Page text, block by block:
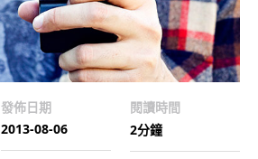
發佈日期
2013-08-06
閱讀時間
2分鐘